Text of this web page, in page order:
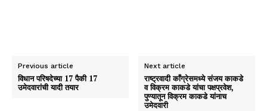
Previous article
विधान परिषदेच्या 17 पैकी 17
उमेदवारांची यादी तयार
Next article
राष्ट्रवादी काँग्रेसमध्ये संजय काकडे
व विक्रम काकडे यांचा पक्षप्रवेश,
पुण्यातून विक्रम काकडे यांनाच
उमेदवारी